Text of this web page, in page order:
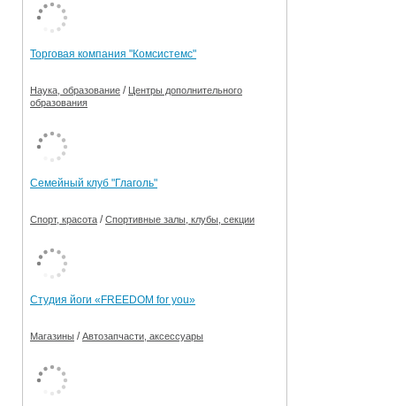
Торговая компания "Комсистемс"
Наука, образование / Центры дополнительного
образования
Семейный клуб "Глаголь"
Спорт, красота /Спортивные залы, клубы, секции
Студия йоги «FREEDOM for you»
Магазины /Автозапчасти, аксессуары